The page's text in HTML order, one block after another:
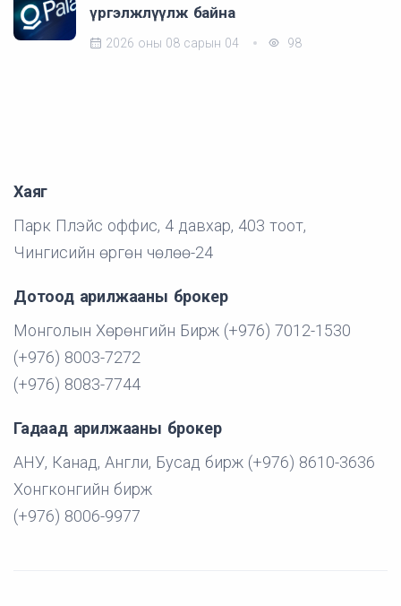
үргэлжлүүлж байна
2026 оны 08 сарын 04 98
Хаяг
Парк Плэйс оффис, 4 давхар, 403 тоот,
Чингисийн өргөн чөлөө-24
Дотоод арилжааны брокер
Монголын Хөрөнгийн Бирж (+976) 7012-1530
(+976) 8003-7272
(+976) 8083-7744
Гадаад арилжааны брокер
АНУ, Канад, Англи, Бусад бирж (+976) 8610-3636
Хонгконгийн бирж
(+976) 8006-9977